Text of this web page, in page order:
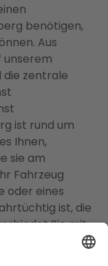
benötigen,
Aus
unserem
zentrale
ist rund um
Ihnen,
sie am
Fahrzeug
oder eines
ist, die
Sie mit